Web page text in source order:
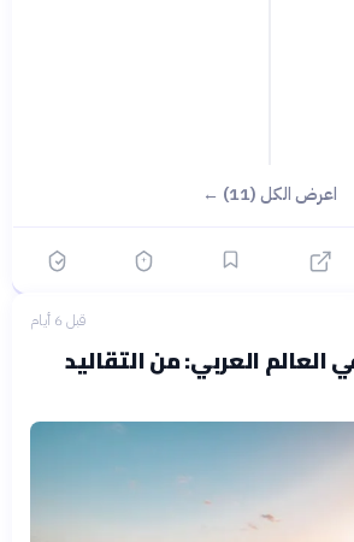
اعرض الكل (11) ←
قبل 6 أيام
العالم العربي: من التقاليد